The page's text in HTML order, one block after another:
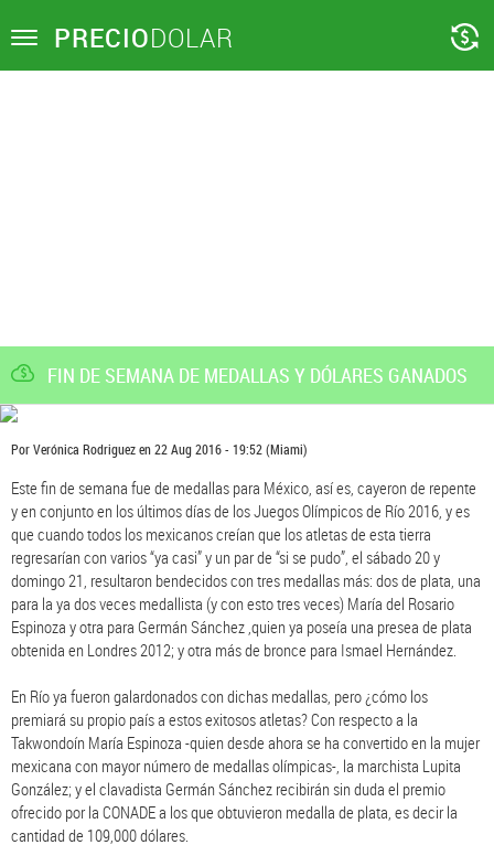
Toggle PRECIODOLAR
FIN DE SEMANA DE MEDALLAS Y DÓLARES GANADOS
PorVerónica Rodriguezen22 Aug 2016 - 19:52 (Miami)
Este fin de semana fue de medallas para México, así es, cayeron de repente
y en conjunto en los últimos días de los Juegos Olímpicos de Río 2016, y es
que cuando todos los mexicanos creían que los atletas de esta tierra
regresarían con varios “ya casi” y un par de “si se pudo”, el sábado 20 y
domingo 21, resultaron bendecidos con tres medallas más: dos de plata, una
para la ya dos veces medallista (y con esto tres veces) María del Rosario
Espinoza y otra para Germán Sánchez ,quien ya poseía una presea de plata
obtenida en Londres 2012; y otra más de bronce para Ismael Hernández.
En Río ya fueron galardonados con dichas medallas, pero ¿cómo los
premiará su propio país a estos exitosos atletas? Con respecto a la
Takwondoín María Espinoza -quien desde ahora se ha convertido en la mujer
mexicana con mayor número de medallas olímpicas-, la marchista Lupita
González; y el clavadista Germán Sánchez recibirán sin duda el premio
ofrecido por la CONADE a los que obtuvieron medalla de plata, es decir la
cantidad de 109,000 dólares.